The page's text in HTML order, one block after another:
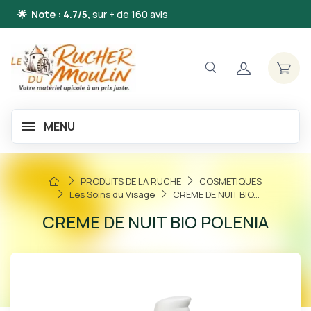
🌟 Note : 4.7/5, sur + de 160 avis
MENU
PRODUITS DE LA RUCHE
COSMETIQUES
Les Soins du Visage
CREME DE NUIT BIO...
CREME DE NUIT BIO POLENIA